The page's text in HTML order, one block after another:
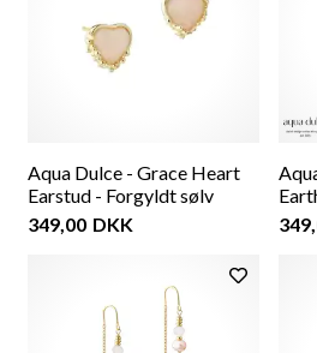
Aqua Dulce - Grace Heart
Earstud - Forgyldt sølv
349,00 DKK